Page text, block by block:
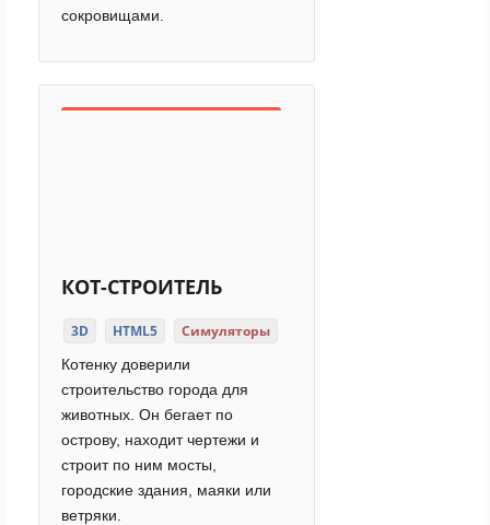
сокровищами.
КОТ-СТРОИТЕЛЬ
3D HTML5 Симуляторы
Котенку доверили
строительство города для
животных. Он бегает по
острову, находит чертежи и
строит по ним мосты,
городские здания, маяки или
ветряки.